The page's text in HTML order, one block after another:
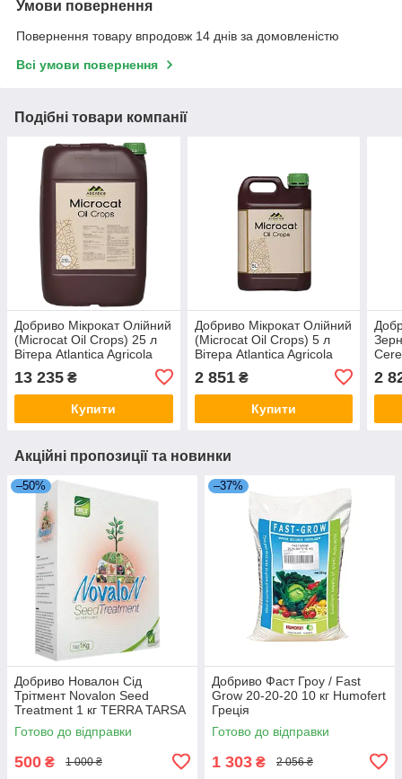
Умови повернення
Повернення товару впродовж 14 днів за домовленістю
Всі умови повернення
Подібні товари компанії
Добриво Мікрокат Олійний
(Microcat Oil Crops) 25 л
Вітера Atlantica Agricola
13 235 ₴
Купити
Добриво Мікрокат Олійний
(Microcat Oil Crops) 5 л
Вітера Atlantica Agricola
2 851₴
Купити
2
Акційні пропозиції та новинки
–50%
Добриво Новалон Сід
Трітмент Novalon Seed
Treatment 1 кг TERRA TARSA
Туреччина
Готово до відправки
500 ₴ 1 000 ₴
–37%
Добриво Фаст Гроу / Fast
Grow 20-20-20 10 кг Humofert
Греція
Готово до відправки
1 303 ₴ 2 056 ₴